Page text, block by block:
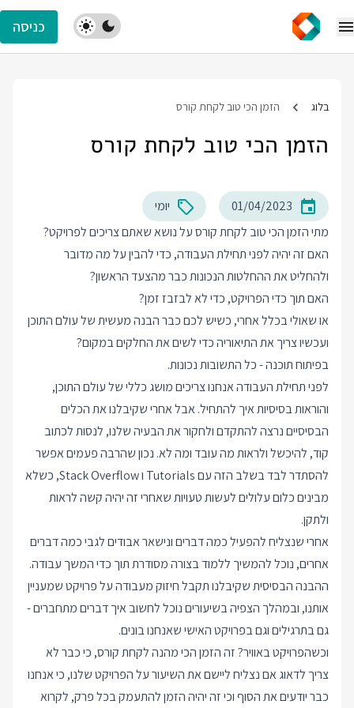
כניסה
בלוג הזמן הכי טוב לקחת קורס
הזמן הכי טוב לקחת קורס
01/04/2023
יומי
מתי הזמן הכי טוב לקחת קורס על נושא שאתם צריכים לפרויקט?
האם זה יהיה לפני תחילת העבודה, כדי להבין על מה מדובר
ולהחליט את ההחלטות הנכונות כבר מהצעד הראשון?
האם תוך כדי הפרויקט, כדי לא לבזבז זמן?
או שאולי בכלל אחרי, כשיש לכם כבר הבנה מעשית של עולם התוכן
ועכשיו צריך את התיאוריה כדי לשים את החלקים במקום?
בפיתוח תוכנה - כל התשובות נכונות.
לפני תחילת העבודה אנחנו צריכים מושג כללי של עולם התוכן,
והוראות בסיסיות איך להתחיל. אבל אחרי שקיבלנו את הכלים
הבסיסיים נרצה להתקדם ולחקור את הבעיה שלנו, לנסות לכתוב
קוד, להיכשל ולראות מה עובד ומה לא. נכון שהרבה פעמים אפשר
להסתדר לבד בשלב הזה עם Tutorials ו Stack Overflow, כשלא
מבינים כלום עלולים לעשות טעויות שאחרי זה יהיה קשה לראות
ולתקן.
אחרי שנצליח להפעיל כמה דברים ונישאר אבודים לגבי כמה דברים
אחרים, נוכל להמשיך ללמוד בצורה מסודרת תוך כדי המשך עבודה.
ההבנה הבסיסית שקיבלנו תקבל חיזוק מעבודה על פרויקט שמעניין
אותנו, ובמהלך הצפיה בשיעורים נוכל לחשוב איך דברים מתחברים -
גם בתרגילים וגם בפרויקט האישי שאנחנו בונים.
וכשהפרויקט באוויר? זה הזמן הכי מהנה לקחת קורס, כי כבר לא
צריך לדאוג אם נצליח ליישם את השיעור על הפרויקט שלנו, כי אנחנו
כבר יודעים את הסוף וכי זה יהיה הזמן להתעמק בכל פרק, לקרוא